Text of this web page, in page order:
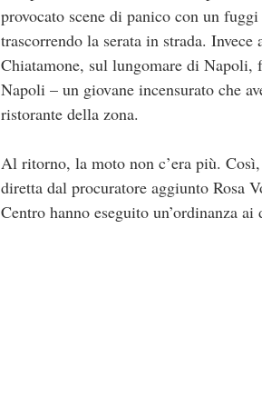
provocato scene di panico con un
trascorrendo la serata in strada.
Chiatamone, sul lungomare di
Napoli – un giovane incensurato che
ristorante della zona.
Al ritorno, la moto non c’era più.
diretta dal procuratore aggiunto Rosa
Centro hanno eseguito un’ordinanza